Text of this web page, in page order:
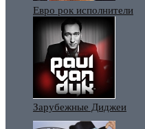
Евро рок исполнители
Зарубежные Диджеи